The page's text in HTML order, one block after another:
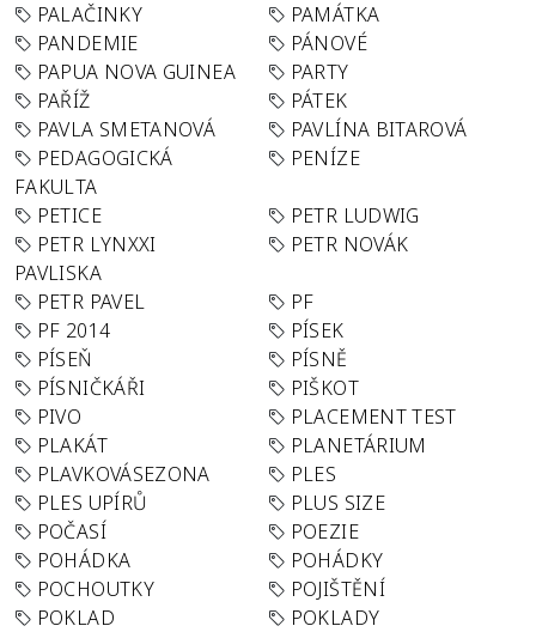
PALAČINKY
PAMÁTKA
PANDEMIE
PÁNOVÉ
PAPUA NOVA GUINEA
PARTY
PAŘÍŽ
PÁTEK
PAVLA SMETANOVÁ
PAVLÍNA BITAROVÁ
PEDAGOGICKÁ
FAKULTA
PENÍZE
PETICE
PETR LUDWIG
PETR LYNXXI
PAVLISKA
PETR NOVÁK
PETR PAVEL
PF
PF 2014
PÍSEK
PÍSEŇ
PÍSNĚ
PÍSNIČKÁŘI
PIŠKOT
PIVO
PLACEMENT TEST
PLAKÁT
PLANETÁRIUM
PLAVKOVÁSEZONA
PLES
PLES UPÍRŮ
PLUS SIZE
POČASÍ
POEZIE
POHÁDKA
POHÁDKY
POCHOUTKY
POJIŠTĚNÍ
POKLAD
POKLADY